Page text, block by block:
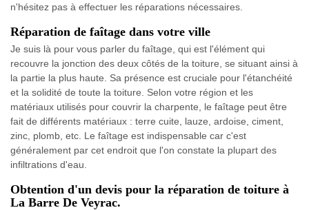
n'hésitez pas à effectuer les réparations nécessaires.
Réparation de faîtage dans votre ville
Je suis là pour vous parler du faîtage, qui est l'élément qui
recouvre la jonction des deux côtés de la toiture, se situant ainsi à
la partie la plus haute. Sa présence est cruciale pour l'étanchéité
et la solidité de toute la toiture. Selon votre région et les
matériaux utilisés pour couvrir la charpente, le faîtage peut être
fait de différents matériaux : terre cuite, lauze, ardoise, ciment,
zinc, plomb, etc. Le faîtage est indispensable car c'est
généralement par cet endroit que l'on constate la plupart des
infiltrations d'eau.
Obtention d'un devis pour la réparation de toiture à
La Barre De Veyrac.